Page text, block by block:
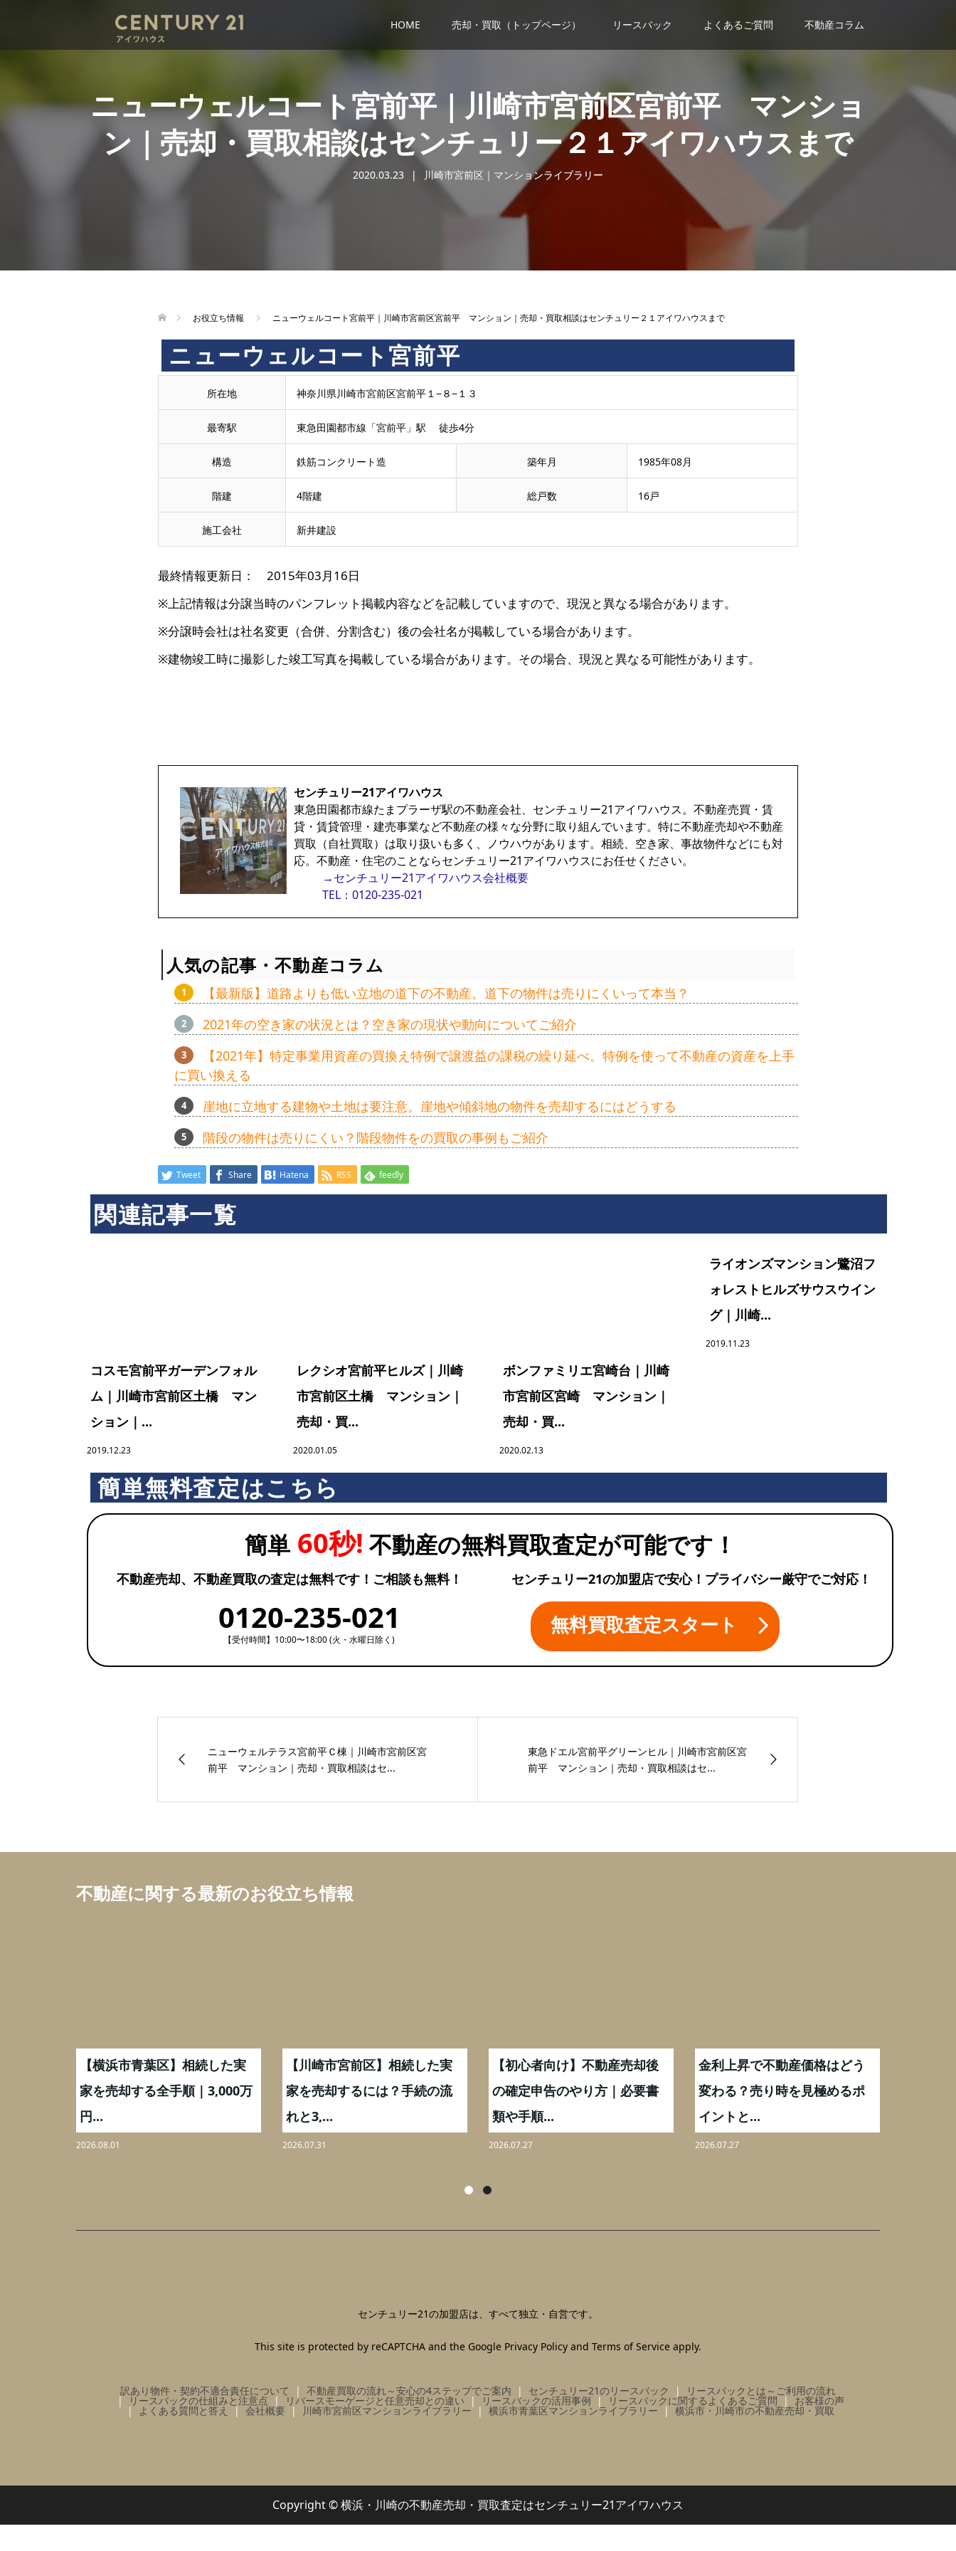
HOME 売却・買取（トップページ） リースバック よくあるご質問 不動産コラム
ニューウェルコート宮前平｜川崎市宮前区宮前平 マンショ
ン｜売却・買取相談はセンチュリー２１アイワハウスまで
2020.03.23 川崎市宮前区｜マンションライブラリー
お役立ち情報 ニューウェルコート宮前平｜川崎市宮前区宮前平 マンション｜売却・買取相談はセンチュリー２１アイワハウスまで
ニューウェルコート宮前平
所在地 神奈川県川崎市宮前区宮前平１−８−１３
最寄駅 東急田園都市線「宮前平」駅 徒歩4分
構造 鉄筋コンクリート造 築年月 1985年08月
階建 4階建 総戸数 16戸
施工会社 新井建設
最終情報更新日： 2015年03月16日
※上記情報は分譲当時のパンフレット掲載内容などを記載していますので、現況と異なる場合があります。
※分譲時会社は社名変更（合併、分割含む）後の会社名が掲載している場合があります。
※建物竣工時に撮影した竣工写真を掲載している場合があります。その場合、現況と異なる可能性があります。
センチュリー21アイワハウス
東急田園都市線たまプラーザ駅の不動産会社、センチュリー21アイワハウス。不動産売買・賃
貸・賃貸管理・建売事業など不動産の様々な分野に取り組んでいます。特に不動産売却や不動産
買取（自社買取）は取り扱いも多く、ノウハウがあります。相続、空き家、事故物件などにも対
応。不動産・住宅のことならセンチュリー21アイワハウスにお任せください。
→センチュリー21アイワハウス会社概要
TEL：0120-235-021
人気の記事・不動産コラム
【最新版】道路よりも低い立地の道下の不動産。道下の物件は売りにくいって本当？
2021年の空き家の状況とは？空き家の現状や動向についてご紹介
【2021年】特定事業用資産の買換え特例で譲渡益の課税の繰り延べ。特例を使って不動産の資産を上手
に買い換える
崖地に立地する建物や土地は要注意。崖地や傾斜地の物件を売却するにはどうする
階段の物件は売りにくい？階段物件をの買取の事例もご紹介
Tweet Share Hatena RSS feedly
関連記事一覧
コスモ宮前平ガーデンフォル
ム｜川崎市宮前区土橋 マン
ション｜...
2019.12.23
レクシオ宮前平ヒルズ｜川崎
市宮前区土橋 マンション｜
売却・買...
2020.01.05
ボンファミリエ宮崎台｜川崎
市宮前区宮崎 マンション｜
売却・買...
2020.02.13
ライオンズマンション鷺沼フ
ォレストヒルズサウスウイン
グ｜川崎...
2019.11.23
簡単無料査定はこちら
簡単60秒! 不動産の無料買取査定が可能です！
不動産売却、不動産買取の査定は無料です！ご相談も無料！ センチュリー21の加盟店で安心！プライバシー厳守でご対応！
0120-235-021
【受付時間】10:00〜18:00 (火・水曜日除く)
無料買取査定スタート
ニューウェルテラス宮前平Ｃ棟｜川崎市宮前区宮
前平 マンション｜売却・買取相談はセ...
東急ドエル宮前平グリーンヒル｜川崎市宮前区宮
前平 マンション｜売却・買取相談はセ...
不動産に関する最新のお役立ち情報
【横浜市青葉区】相続した実
家を売却する全手順｜3,000万
円...
2026.08.01
【川崎市宮前区】相続した実
家を売却するには？手続の流
れと3,...
2026.07.31
【初心者向け】不動産売却後
の確定申告のやり方｜必要書
類や手順...
2026.07.27
金利上昇で不動産価格はどう
変わる？売り時を見極めるポ
イントと...
2026.07.27
センチュリー21の加盟店は、すべて独立・自営です。
This site is protected by reCAPTCHA and the Google Privacy Policy and Terms of Service apply.
訳あり物件・契約不適合責任について 不動産買取の流れ～安心の4ステップでご案内 センチュリー21のリースバック リースバックとは～ご利用の流れ
リースバックの仕組みと注意点 リバースモーゲージと任意売却との違い リースバックの活用事例 リースバックに関するよくあるご質問 お客様の声
よくある質問と答え 会社概要 川崎市宮前区マンションライブラリー 横浜市青葉区マンションライブラリー 横浜市・川崎市の不動産売却・買取
Copyright © 横浜・川崎の不動産売却・買取査定はセンチュリー21アイワハウス